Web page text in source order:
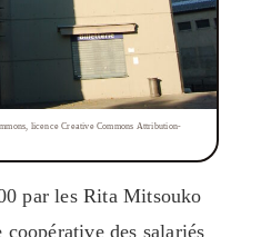
licence Creative Commons Attribution-
par les Rita Mitsouko
des salariés